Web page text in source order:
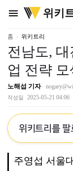
menu
위
키
리
위키
홈 위키트리
전남도,
업 전략 모
노해섭 기자
작성일 2025-05-21 04:06
위키트리를
주영섭 서울